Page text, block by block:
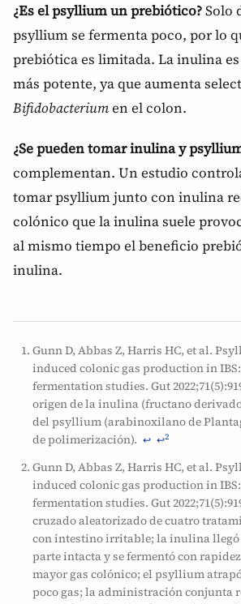
¿Es el psyllium un prebiótico?Solo
psyllium se fermenta poco, por lo
prebiótica es limitada. La inulina
más potente, ya que aumenta
Bifidobacteriumen el colon.
¿Se pueden tomar inulina y
complementan. Un estudio
tomar psyllium junto con inulina
colónico que la inulina suele
al mismo tiempo el beneficio
inulina.
Gunn D, Abbas Z, Harris HC, et al.
induced colonic gas production in
fermentation studies. Gut
origen de la inulina (fructano
del psyllium (arabinoxilano de
de polimerización). ↩ ↩2
Gunn D, Abbas Z, Harris HC, et al.
induced colonic gas production in
fermentation studies. Gut
cruzado aleatorizado de cuatro
con intestino irritable; la inulina llegó
parte intacta y se fermentó con
mayor gas colónico; el psyllium
poco gas; la administración conjunta